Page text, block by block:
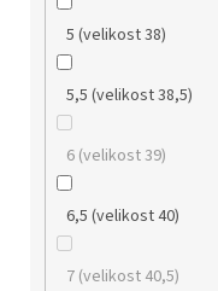
5 (velikost 38)
5,5 (velikost 38,5)
6 (velikost 39)
6,5 (velikost 40)
7 (velikost 40,5)